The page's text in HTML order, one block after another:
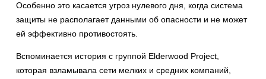
Особенно это касается угроз нулевого дня, когда система
защиты не располагает данными об опасности и не может
ей эффективно противостоять.
Вспоминается история с группой Elderwood Project,
которая взламывала сети мелких и средних компаний,